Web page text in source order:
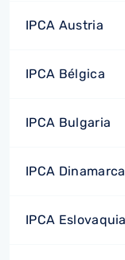
IPCA Austria
IPCA Bélgica
IPCA Bulgaria
IPCA Dinamarca
IPCA Eslovaquia